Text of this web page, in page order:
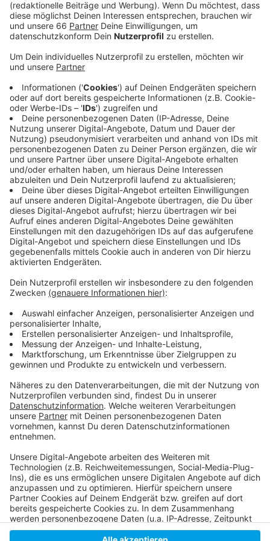
eröffnen dabei völlig andere Welten von heute
kaum mehr bekannten Musikinstrumenten.
Veröffentlicht:Dienstag, 03.09.2019 14:17
Die Neue Düsseldorfer Hofmusik nimmt die
BesucherInnen gemeinsam mit den Stipendiaten der
Dörken-Stiftung mit auf einemusikalische Reise
durch die Zeit, wo sie unter anderem einem völlig
unterschätzten Instrument begegnen: der Mandoline.
Gemeinsam mit den Musikern zieht das Publikum durch
die Prunkräume des Hauptschlosses und kann sich
dabei sowohl musikalisch als auch visuell in die
Vergangenheit zurückträumen.
Freitag 13. Septemer + Samstag 14. September
2019 jeweils 20 Uhr
Museum Corps de Logis, Benrather Schloßallee
100-106, 40597 Düsseldorf
Tickets: 27€
Mehr Infos hier.
Anzeige
Anzeige